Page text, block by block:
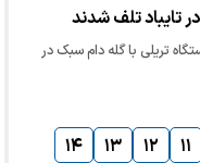
تریلی با گله دام سبک در
۱۱ ۱۲ ۱۳ ۱۴